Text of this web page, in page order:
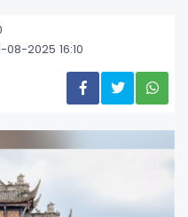
2025 16:10